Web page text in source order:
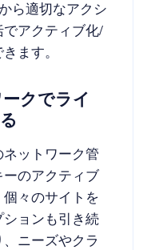
ら適切なアクシ
でアクティブ化/
ます。
クでライ
ットワーク管
のアクティブ
々のサイトを
ョンも引き続
ニーズやクラ